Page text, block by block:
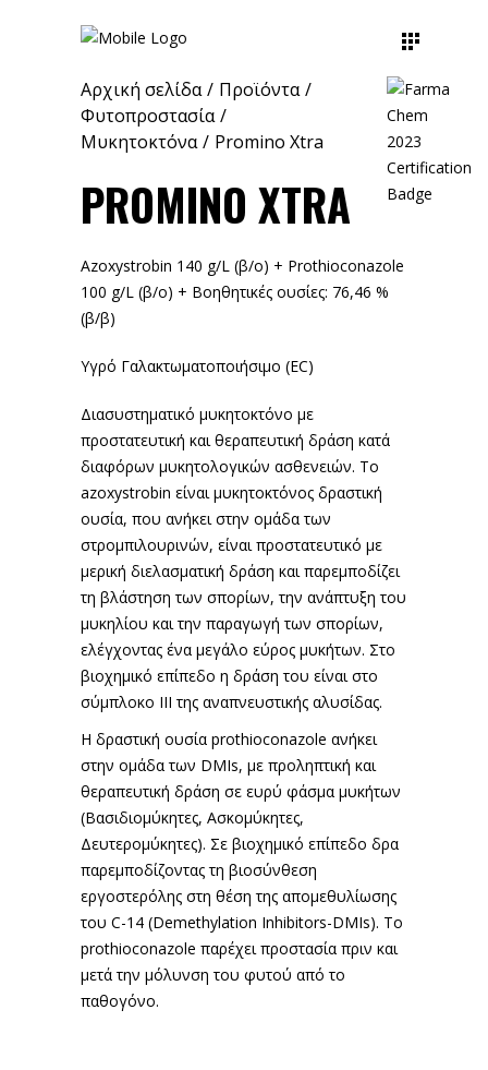
Αρχική σελίδα / Προϊόντα /
Φυτοπροστασία /
Μυκητοκτόνα / Promino Xtra
PROMINO XTRA
Azoxystrobin 140 g/L (β/o) + Prothioconazole
100 g/L (β/o) + Βοηθητικές ουσίες: 76,46 %
(β/β)
Υγρό Γαλακτωματοποιήσιμο (EC)
Διασυστηματικό μυκητοκτόνο με
προστατευτική και θεραπευτική δράση κατά
διαφόρων μυκητολογικών ασθενειών. Το
azoxystrobin είναι μυκητοκτόνος δραστική
ουσία, που ανήκει στην ομάδα των
στρομπιλουρινών, είναι προστατευτικό με
μερική διελασματική δράση και παρεμποδίζει
τη βλάστηση των σπορίων, την ανάπτυξη του
μυκηλίου και την παραγωγή των σπορίων,
ελέγχοντας ένα μεγάλο εύρος μυκήτων. Στο
βιοχημικό επίπεδο η δράση του είναι στο
σύμπλοκο ΙΙΙ της αναπνευστικής αλυσίδας.
Η δραστική ουσία prothioconazole ανήκει
στην ομάδα των DMIs, με προληπτική και
θεραπευτική δράση σε ευρύ φάσμα μυκήτων
(Βασιδιομύκητες, Ασκομύκητες,
Δευτερομύκητες). Σε βιοχημικό επίπεδο δρα
παρεμποδίζοντας τη βιοσύνθεση
εργοστερόλης στη θέση της απομεθυλίωσης
του C-14 (Demethylation Inhibitors-DMIs). Το
prothioconazole παρέχει προστασία πριν και
μετά την μόλυνση του φυτού από το
παθογόνο.